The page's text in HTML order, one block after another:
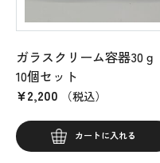
ガラスクリーム容器30ｇ
10個セット
¥2,200 （税込）
カートに入れる